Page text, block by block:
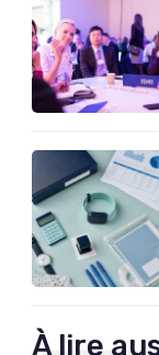
À lire